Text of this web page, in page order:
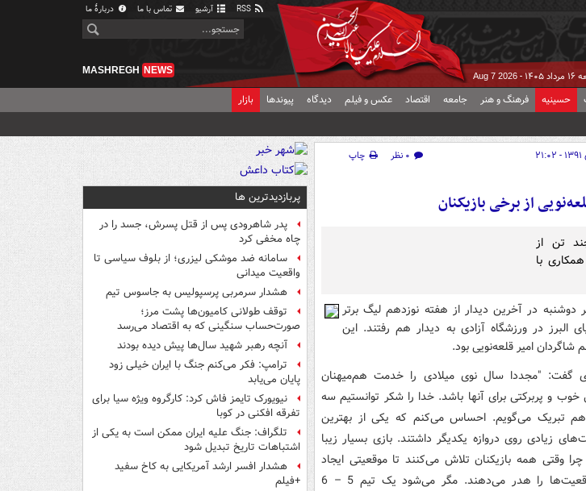
آرشیو تماس با ما دربارهٔ ما
-
Aug 7 2026
MASHREGH NEWS
حسینیه فرهنگ و هنر جامعه اقتصاد عکس و فیلم دیدگاه پیوندها بازار
۰ نظر
چاپ
از برخی بازیکنان
تن از
با
در آخرین دیدار از هفته نوزدهم لیگ برتر
البرز در ورزشگاه آزادی به دیدار هم رفتند. این
امیر قلعه‌نویی بود.
گفت: "مجددا سال نوی میلادی را خدمت هم‌میهنان
و پربرکتی برای آنها باشد. خدا را شکر توانستیم سه
هم تبریک می‌گویم. احساس می‌کنم که یکی از بهترین
زیادی روی دروازه یکدیگر داشتند. بازی بسیار زیبا
چرا وقتی همه بازیکنان تلاش می‌کنند تا موقعیتی ایجاد
شود، کار تیمی انجام نمی‌دهند و موقعیت‌ها را هدر می‌دهند. مگر می‌شود یک تیم 5 – 6
پربازدیدترین ها
پدر شاهرودی پس از قتل پسرش، جسد را در
چاه مخفی کرد
سامانه ضد موشکی لیزری؛ از بلوف سیاسی تا
واقعیت میدانی
هشدار سرمربی پرسپولیس به جاسوس تیم
توقف طولانی کامیون‌ها پشت مرز؛
صورت‌حساب سنگینی که به اقتصاد می‌رسد
آنچه رهبر شهید سال‌ها پیش دیده بودند
ترامپ: فکر می‌کنم جنگ با ایران خیلی زود
پایان می‌یابد
نیویورک تایمز فاش کرد: کارگروه ویژه سیا برای
تفرقه افکنی در کوبا
تلگراف: جنگ علیه ایران ممکن است به یکی از
اشتباهات تاریخ تبدیل شود
هشدار افسر ارشد آمریکایی به کاخ سفید
+فیلم